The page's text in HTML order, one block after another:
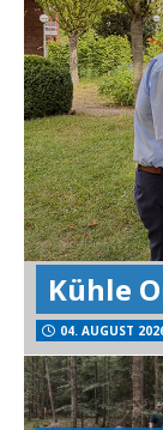
Kühle
04. AUGUST